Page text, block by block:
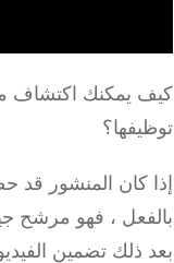
كيف يمكنك اكتشاف
توظيفها؟
إذا كان المنشور قد
بالفعل ، فهو مرشح
بعد ذلك تضمين